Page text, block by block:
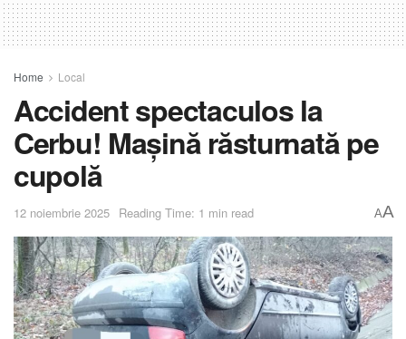
Home Local
Accident spectaculos la
Cerbu! Mașină răsturnată pe
cupolă
12 noiembrie 2025 Reading Time: 1 min read AA